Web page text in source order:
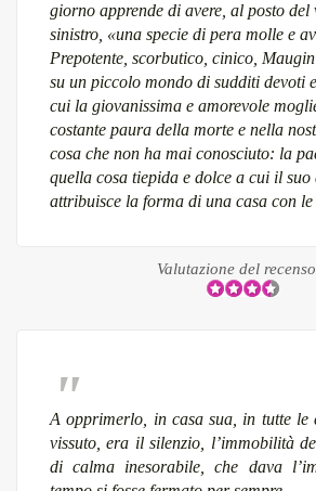
giorno apprende di avere, al posto del
sinistro, «una specie di pera molle e
Prepotente, scorbutico, cinico,
su un piccolo mondo di sudditi devoti
cui la giovanissima e amorevole
costante paura della morte e nella
cosa che non ha mai conosciuto: la
quella cosa tiepida e dolce a cui il suo
attribuisce la forma di una casa con le
Valutazione del
A opprimerlo, in casa sua, in tutte le
vissuto, era il silenzio, l’immobilità
di calma inesorabile, che dava